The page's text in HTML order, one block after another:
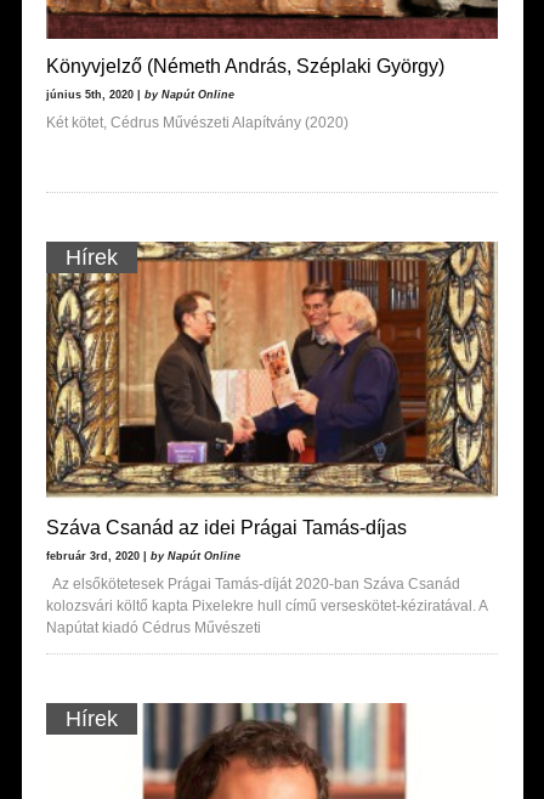
Könyvjelző (Németh András, Széplaki György)
június 5th, 2020 | by Napút Online
Két kötet, Cédrus Művészeti Alapítvány (2020)
Hírek
Száva Csanád az idei Prágai Tamás-díjas
február 3rd, 2020 | by Napút Online
Az elsőkötetesek Prágai Tamás-díját 2020-ban Száva Csanád
kolozsvári költő kapta Pixelekre hull című verseskötet-kéziratával. A
Napútat kiadó Cédrus Művészeti
Hírek